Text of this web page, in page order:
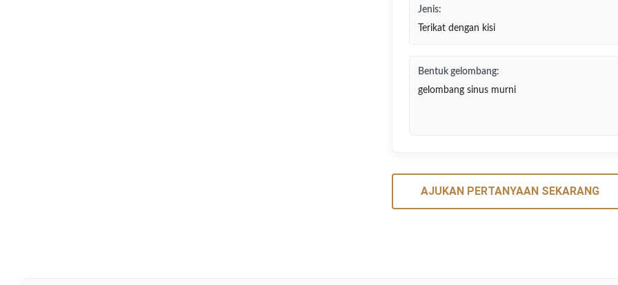
Jenis:
Terikat dengan kisi
Bentuk gelombang:
gelombang sinus murni
AJUKAN PERTANYAAN SEKARANG